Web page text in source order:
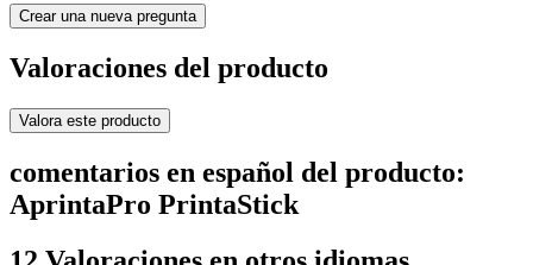
Crear una nueva pregunta
Valoraciones del producto
Valora este producto
comentarios en español del producto:
AprintaPro PrintaStick